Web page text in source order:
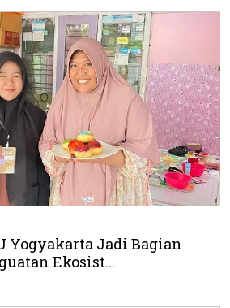
Yogyakarta Jadi Bagian
Ekosist...